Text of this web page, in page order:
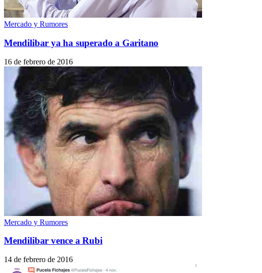
Mercado y Rumores
Mendilibar ya ha superado a Garitano
16 de febrero de 2016
Mercado y Rumores
Mendilibar vence a Rubi
14 de febrero de 2016